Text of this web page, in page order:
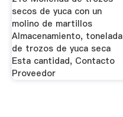
secos de yuca con un
molino de martillos
Almacenamiento, tonelada
de trozos de yuca seca
Esta cantidad, Contacto
Proveedor